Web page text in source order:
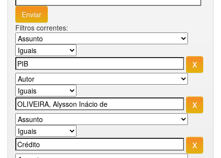
Filtros correntes: